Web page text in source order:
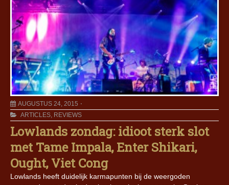
AUGUSTUS 24, 2015
ARTICLES REVIEWS
Lowlands zondag: idioot sterk slot
met Tame Impala, Enter Shikari,
Ought, Viet Cong
Lowlands heeft duidelijk karmapunten bij de weergoden